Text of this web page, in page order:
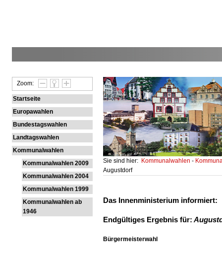
Zoom:
Startseite
Europawahlen
Bundestagswahlen
Landtagswahlen
Kommunalwahlen
Kommunalwahlen 2009
Kommunalwahlen 2004
Kommunalwahlen 1999
Kommunalwahlen ab
1946
Sie sind hier: Kommunalwahlen-
Augustdorf
Das Innenministerium informiert:
Endgültiges Ergebnis für:
Bürgermeisterwahl